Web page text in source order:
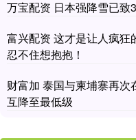
万宝配资 日本强降雪已致
富兴配资 这才是让人疯
忍不住想抱抱！
财富加 泰国与柬埔寨再
互降至最低级